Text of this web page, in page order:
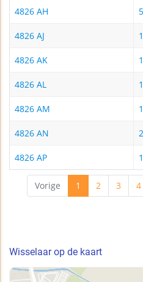
4826 AH
4826 AJ
4826 AK
4826 AL
4826 AM
4826 AN
4826 AP
Vorige 1 2 3 4
Wisselaar op de kaart